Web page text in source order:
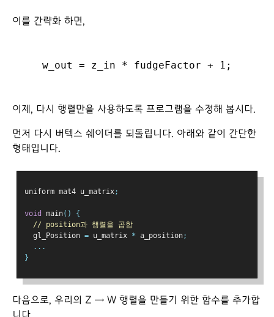
이를 간략화 하면,
이제, 다시 행렬만을 사용하도록 프로그램을 수정해 봅시다.
먼저 다시 버텍스 쉐이더를 되돌립니다. 아래와 같이 간단한
형태입니다.
uniform mat4 u_matrix;
void main()
{
// position과 행렬을 곱함
  gl_Position
= u_matrix * a_position;
...
}
다음으로, 우리의 Z → W 행렬을 만들기 위한 함수를 추가합